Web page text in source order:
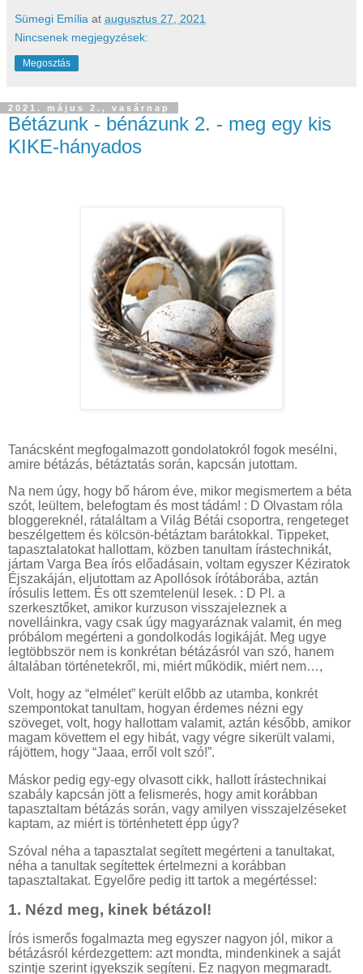
Sümegi Emília at augusztus 27, 2021
Nincsenek megjegyzések:
Megosztás
2021. május 2., vasárnap
Bétázunk - bénázunk 2. - meg egy kis
KIKE-hányados
Tanácsként megfogalmazott gondolatokról fogok mesélni,
amire bétázás, bétáztatás során, kapcsán jutottam.
Na nem úgy, hogy bő három éve, mikor megismertem a béta
szót, leültem, belefogtam és most tádám! : D Olvastam róla
bloggereknél, rátaláltam a Világ Bétái csoportra, rengeteget
beszélgettem és kölcsön-bétáztam barátokkal. Tippeket,
tapasztalatokat hallottam, közben tanultam írástechnikát,
jártam Varga Bea írós előadásain, voltam egyszer Kéziratok
Éjszakáján, eljutottam az Apollósok írótáborába, aztán
írósulis lettem. És ott szemtelenül lesek. : D Pl. a
szerkesztőket, amikor kurzuson visszajeleznek a
novelláinkra, vagy csak úgy magyaráznak valamit, én meg
próbálom megérteni a gondolkodás logikáját. Meg ugye
legtöbbször nem is konkrétan bétázásról van szó, hanem
általában történetekről, mi, miért működik, miért nem…,
Volt, hogy az “elmélet” került előbb az utamba, konkrét
szempontokat tanultam, hogyan érdemes nézni egy
szöveget, volt, hogy hallottam valamit, aztán később, amikor
magam követtem el egy hibát, vagy végre sikerült valami,
rájöttem, hogy “Jaaa, erről volt szó!”.
Máskor pedig egy-egy olvasott cikk, hallott írástechnikai
szabály kapcsán jött a felismerés, hogy amit korábban
tapasztaltam bétázás során, vagy amilyen visszajelzéseket
kaptam, az miért is történhetett épp úgy?
Szóval néha a tapasztalat segített megérteni a tanultakat,
néha a tanultak segítettek értelmezni a korábban
tapasztaltakat. Egyelőre pedig itt tartok a megértéssel:
1. Nézd meg, kinek bétázol!
Írós ismerős fogalmazta meg egyszer nagyon jól, mikor a
bétázásról kérdezgettem: azt mondta, mindenkinek a saját
szintje szerint igyekszik segíteni. Ez nagyon megmaradt.